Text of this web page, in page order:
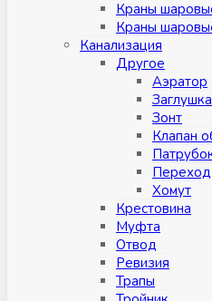
Краны
Краны
Канализация
Другое
Аэратор
Заглушкa
Зонт
Клапан
Переход
Хомут
Крестовина
Муфтa
Отвод
Ревизия
Трапы